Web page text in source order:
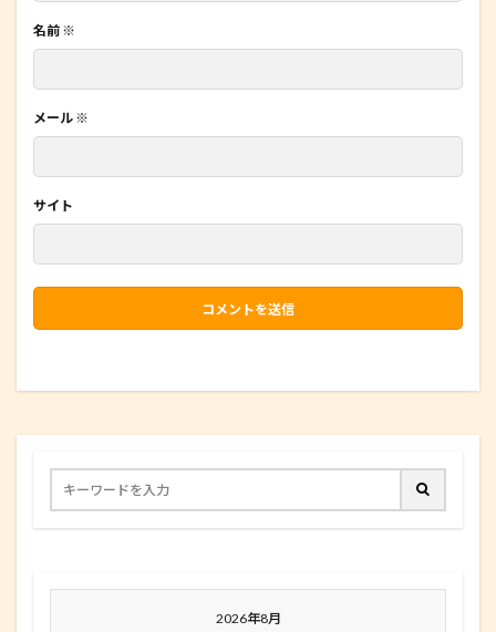
名前 ※
メール ※
サイト
2026年8月